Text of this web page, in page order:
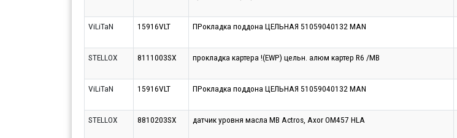
ViLiTaN 15916VLT ПРокладка поддона ЦЕЛЬНАЯ 51059040132 MAN
STELLOX 8111003SX прокладка картера !(EWP) цельн. алюм картер R6 /МВ
ViLiTaN 15916VLT ПРокладка поддона ЦЕЛЬНАЯ 51059040132 MAN
STELLOX 8810203SX датчик уровня масла MB Actros, Axor OM457 HLA